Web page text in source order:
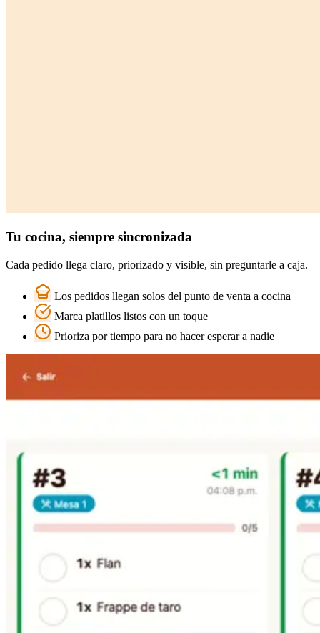
Tu cocina, siempre sincronizada
Cada pedido llega claro, priorizado y visible, sin preguntarle a caja.
Los pedidos llegan solos del punto de venta a cocina
Marca platillos listos con un toque
Prioriza por tiempo para no hacer esperar a nadie